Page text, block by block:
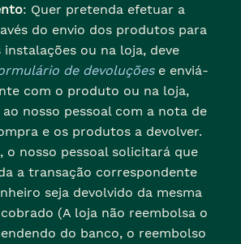
: Quer pretenda efetuar a
do envio dos produtos para
instalações ou na loja, deve
de devoluçõese enviá-
com o produto ou na loja,
nosso pessoal com a nota de
e os produtos a devolver.
o nosso pessoal solicitará que
a transação correspondente
seja devolvido da mesma
(A loja não reembolsa o
do banco, o reembolso